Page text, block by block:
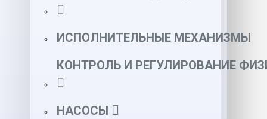
ИСПОЛНИТЕЛЬНЫЕ МЕХАНИЗМЫ
КОНТРОЛЬ И РЕГУЛИРОВАНИЕ
НАСОСЫ